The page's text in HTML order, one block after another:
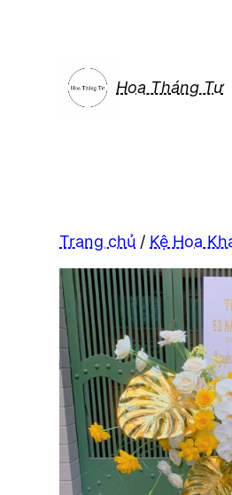
Hoa Tháng Tư
Trang chủ / Kệ Hoa